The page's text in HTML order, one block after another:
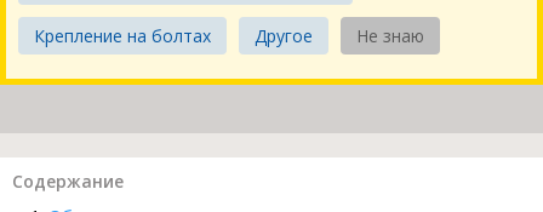
Крепление на болтах Другое Не знаю
Содержание